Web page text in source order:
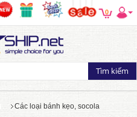
0
Các loại bánh kẹo, socola